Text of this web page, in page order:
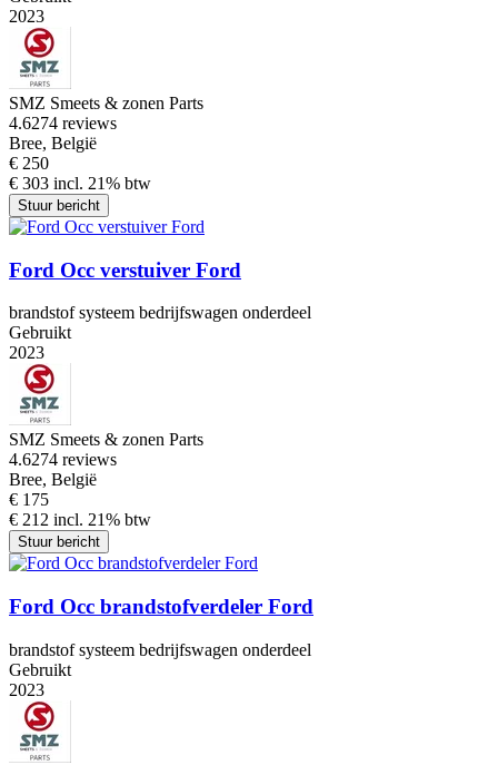
2023
SMZ Smeets & zonen Parts
4.6274 reviews
Bree, België
€ 250
€ 303 incl. 21% btw
Stuur bericht
Ford Occ verstuiver Ford
brandstof systeem bedrijfswagen onderdeel
Gebruikt
2023
SMZ Smeets & zonen Parts
4.6274 reviews
Bree, België
€ 175
€ 212 incl. 21% btw
Stuur bericht
Ford Occ brandstofverdeler Ford
brandstof systeem bedrijfswagen onderdeel
Gebruikt
2023